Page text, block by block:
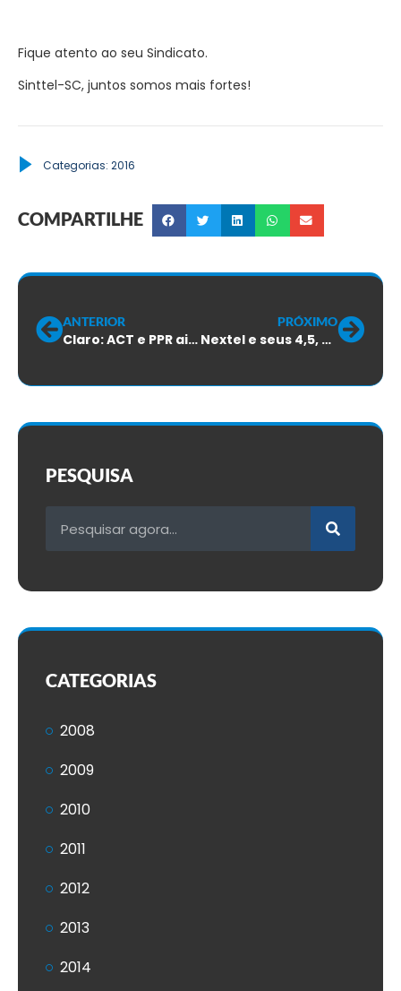
Fique atento ao seu Sindicato.
Sinttel-SC, juntos somos mais fortes!
Categorias: 2016
COMPARTILHE
ANTERIOR
Claro: ACT e PPR ainda sem conclusão
PRÓXIMO
Nextel e seus 4,5, 5 e 6%
PESQUISA
CATEGORIAS
2008
2009
2010
2011
2012
2013
2014